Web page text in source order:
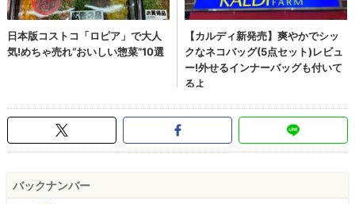
バックナンバー